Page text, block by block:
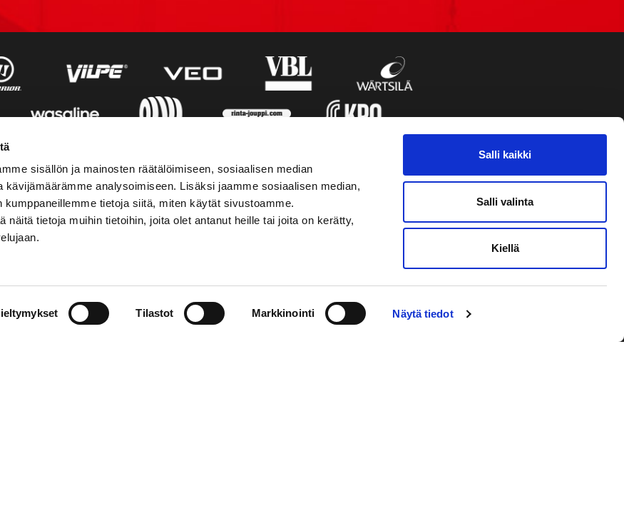
sisällön ja mainosten räätälöimiseen, sosiaalisen median
kävijämäärämme analysoimiseen. Lisäksi jaamme sosiaalisen median,
kumppaneillemme tietoja siitä, miten käytät sivustoamme.
näitä tietoja muihin tietoihin, joita olet antanut heille tai joita on kerätty,
Tilastot Markkinointi Näytä tiedot
Salli kaikki
Salli valinta
Kiellä
600
SOCIALA MEDIER
facebook
VAASAN SPORT
NYHETSBREVET